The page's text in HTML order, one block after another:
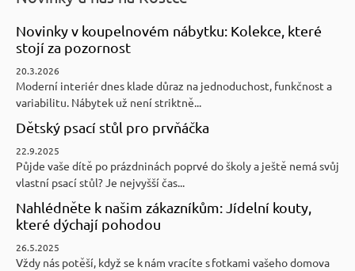
Novinky v koupelnovém nábytku: Kolekce, které
stojí za pozornost
20.3.2026
Moderní interiér dnes klade důraz na jednoduchost, funkčnost a
variabilitu. Nábytek už není striktně...
Dětský psací stůl pro prvňáčka
22.9.2025
Půjde vaše dítě po prázdninách poprvé do školy a ještě nemá svůj
vlastní psací stůl? Je nejvyšší čas...
Nahlédněte k našim zákazníkům: Jídelní kouty,
které dýchají pohodou
26.5.2025
Vždy nás potěší, když se k nám vracíte s fotkami vašeho domova